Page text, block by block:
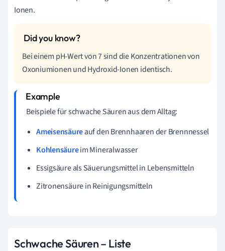
Ionen.
Bei einem pH-Wert von 7 sind die Konzentrationen von
Oxoniumionen und Hydroxid-Ionen identisch.
Beispiele für schwache Säuren aus dem Alltag:
Ameisensäureauf den Brennhaaren der Brennnessel
Kohlensäureim Mineralwasser
Essigsäure als Säuerungsmittel in Lebensmitteln
Zitronensäure in Reinigungsmitteln
Schwache Säuren – Liste